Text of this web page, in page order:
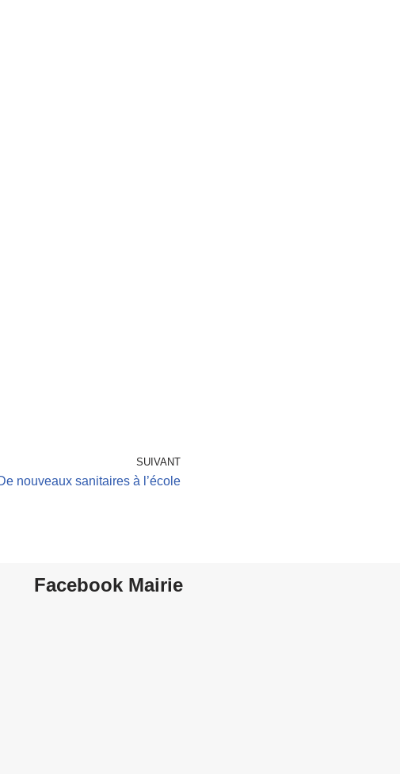
SUIVANT
nouveaux sanitaires à l’école
Facebook Mairie